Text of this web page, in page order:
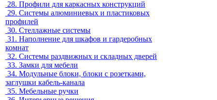
28. Профили для каркасных конструкций
29. Системы алюминиевых и пластиковых
профилей
30. Стеллажные системы
31. Наполнение для шкафов и гардеробных
комнат
32. Системы раздвижных и складных дверей
33. Замки для мебели
34. Модульные блоки, блоки с розетками,
заглушки кабель-канала
35. Мебельные ручки